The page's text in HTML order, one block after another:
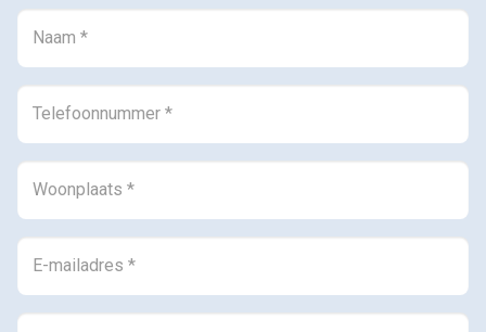
een groene omgeving met volop mogelijkheden om te
wandelen en fietsen. De stad Groningen ligt op ongeveer
25 minuten rijden met de auto en is ook goed bereikbaar
met het openbaar vervoer.
Ben jij op zoek naar een ruime en levensloopbestendige
woning op een rustige locatie? Plan dan snel een
bezichtiging aan de Buitensingel 46 in Oldehove!